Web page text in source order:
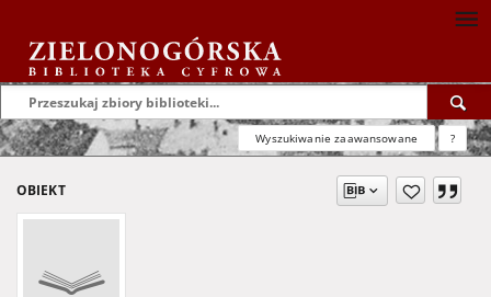
Wyszukiwanie zaawansowane ?
OBIEKT